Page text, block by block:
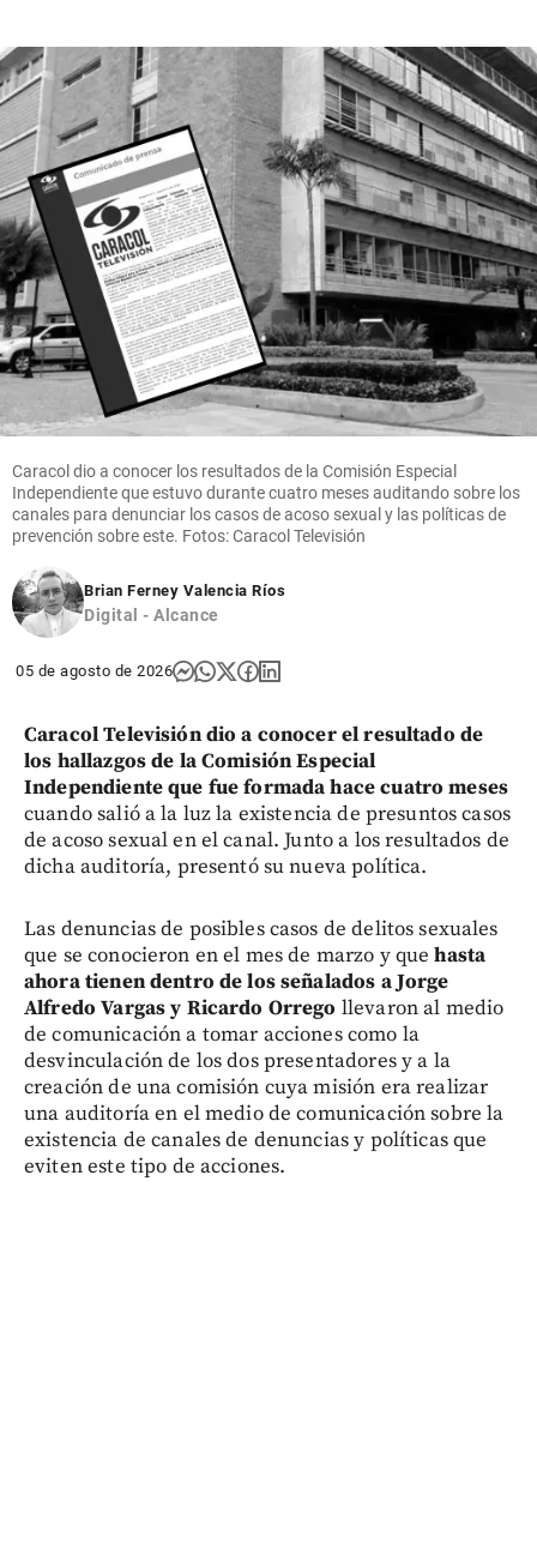
Caracol dio a conocer los resultados de la Comisión Especial
Independiente que estuvo durante cuatro meses auditando sobre los
canales para denunciar los casos de acoso sexual y las políticas de
prevención sobre este. Fotos: Caracol Televisión
Brian Ferney Valencia Ríos
Digital - Alcance
05 de agosto de 2026
Caracol Televisión dio a conocer el resultado de
los hallazgos de la Comisión Especial
Independiente que fue formada hace cuatro meses
cuando salió a la luz la existencia de presuntos casos
de acoso sexual en el canal. Junto a los resultados de
dicha auditoría, presentó su nueva política.
Las denuncias de posibles casos de delitos sexuales
que se conocieron en el mes de marzo y quehasta
ahora tienen dentro de los señalados a Jorge
Alfredo Vargas y Ricardo Orrego llevaron al medio
de comunicación a tomar acciones como la
desvinculación de los dos presentadores y a la
creación de una comisión cuya misión era realizar
una auditoría en el medio de comunicación sobre la
existencia de canales de denuncias y políticas que
eviten este tipo de acciones.